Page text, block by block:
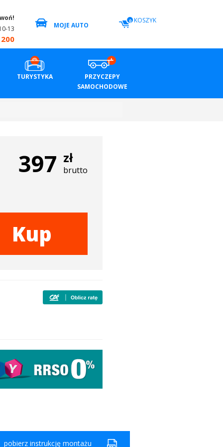
13
MOJE AUTO
0 KOSZYK
TURYSTYKA
PRZYCZEPY
SAMOCHODOWE
397 zł
brutto
Kup
pobierz instrukcję montażu